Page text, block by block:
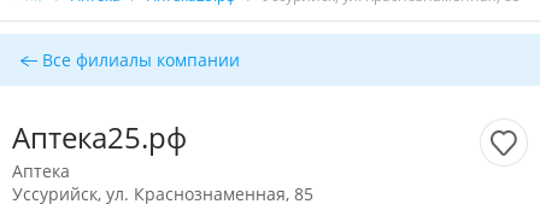
Все филиалы компании
Аптека25.рф
Аптека
Уссурийск, ул. Краснознаменная, 85